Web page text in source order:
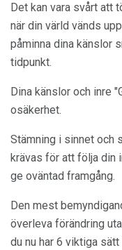
Det kan vara svårt att
när din värld vänds
påminna dina känslor
tidpunkt.
Dina känslor och inre
osäkerhet.
Stämning i sinnet och
krävas för att följa din
ge oväntad framgång.
Den mest
överleva förändring
du nu har 6 viktiga